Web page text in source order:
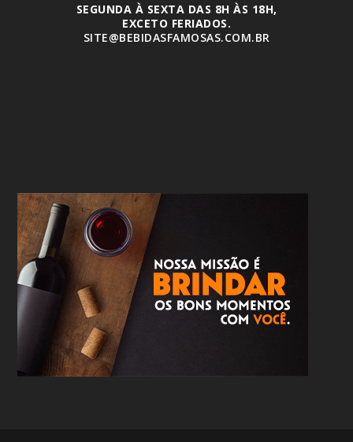
SEGUNDA À SEXTA DAS 8H ÀS 18H,
EXCETO FERIADOS.
SITE@BEBIDASFAMOSAS.COM.BR